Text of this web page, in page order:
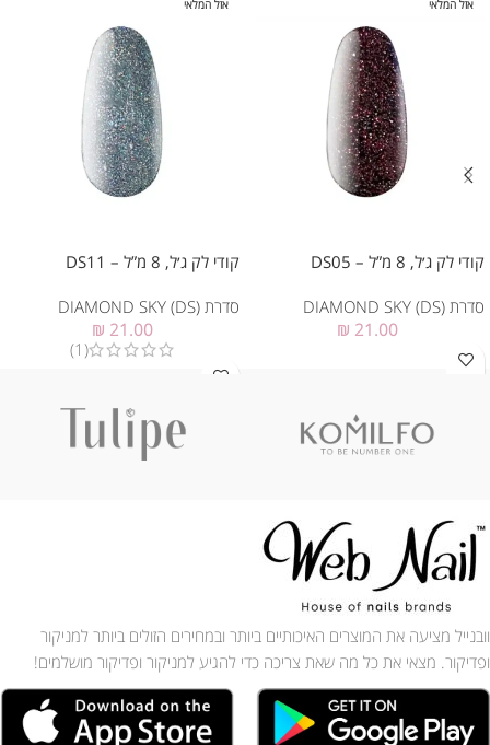
אזל המלאי
קודי לק ג׳ל, 8 מ”ל – DS05
סדרת DIAMOND SKY (DS)
₪ 21.00
אזל המלאי
קודי לק ג׳ל, 8 מ”ל – DS11
סדרת DIAMOND SKY (DS)
₪ 21.00
(1)
וובנייל מציעה את המוצרים האיכותיים ביותר ובמחירים הזולים ביותר למניקור
ופדיקור. מצאי את כל מה שאת צריכה כדי להגיע למניקור ופדיקור מושלמים!